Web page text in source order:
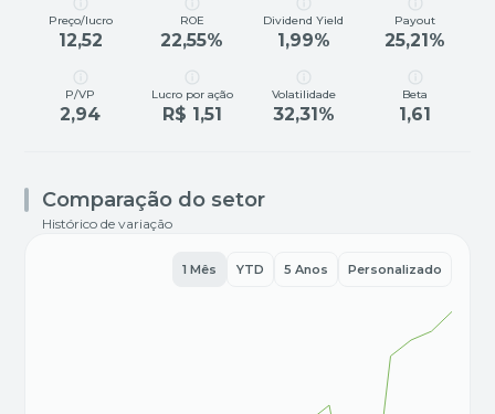
Preço/lucro
12,52
ROE
22,55%
Dividend Yield
1,99%
Payout
25,21%
P/VP
2,94
Lucro por ação
R$ 1,51
Volatilidade
32,31%
Beta
1,61
Comparação do setor
Histórico de variação
1 Mês YTD 5 Anos Personalizado